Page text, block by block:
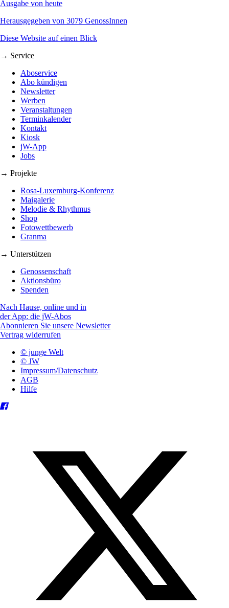
Ausgabe von heute
Herausgegeben von 3079 GenossInnen
Diese Website auf einen Blick
→ Service
Aboservice
Abo kündigen
Newsletter
Werben
Veranstaltungen
Terminkalender
Kontakt
Kiosk
jW-App
Jobs
→ Projekte
Rosa-Luxemburg-Konferenz
Maigalerie
Melodie & Rhythmus
Shop
Fotowettbewerb
Granma
→ Unterstützen
Genossenschaft
Aktionsbüro
Spenden
Nach Hause, online und in
der App: die jW-Abos
Abonnieren Sie unsere Newsletter
Vertrag widerrufen
© junge Welt
© JW
Impressum/Datenschutz
AGB
Hilfe